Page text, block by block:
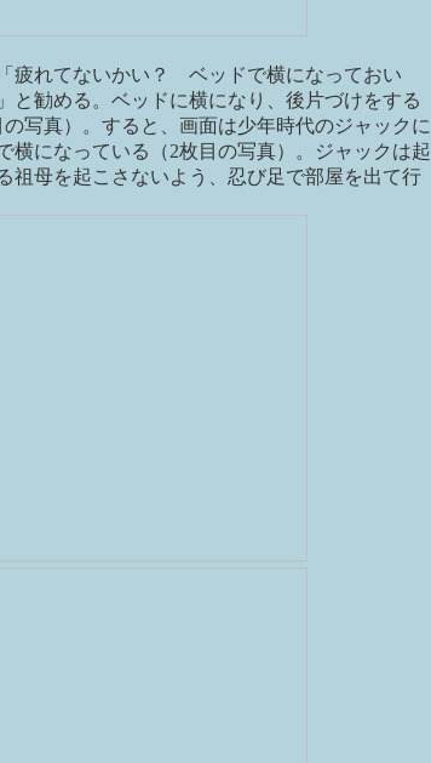
疲れてないかい？ ベッドで横になっておい
と勧める。ベッドに横になり、後片づけをする
写真）。すると、画面は少年時代のジャックに
横になっている（2枚目の写真）。ジャックは起
祖母を起こさないよう、忍び足で部屋を出て行